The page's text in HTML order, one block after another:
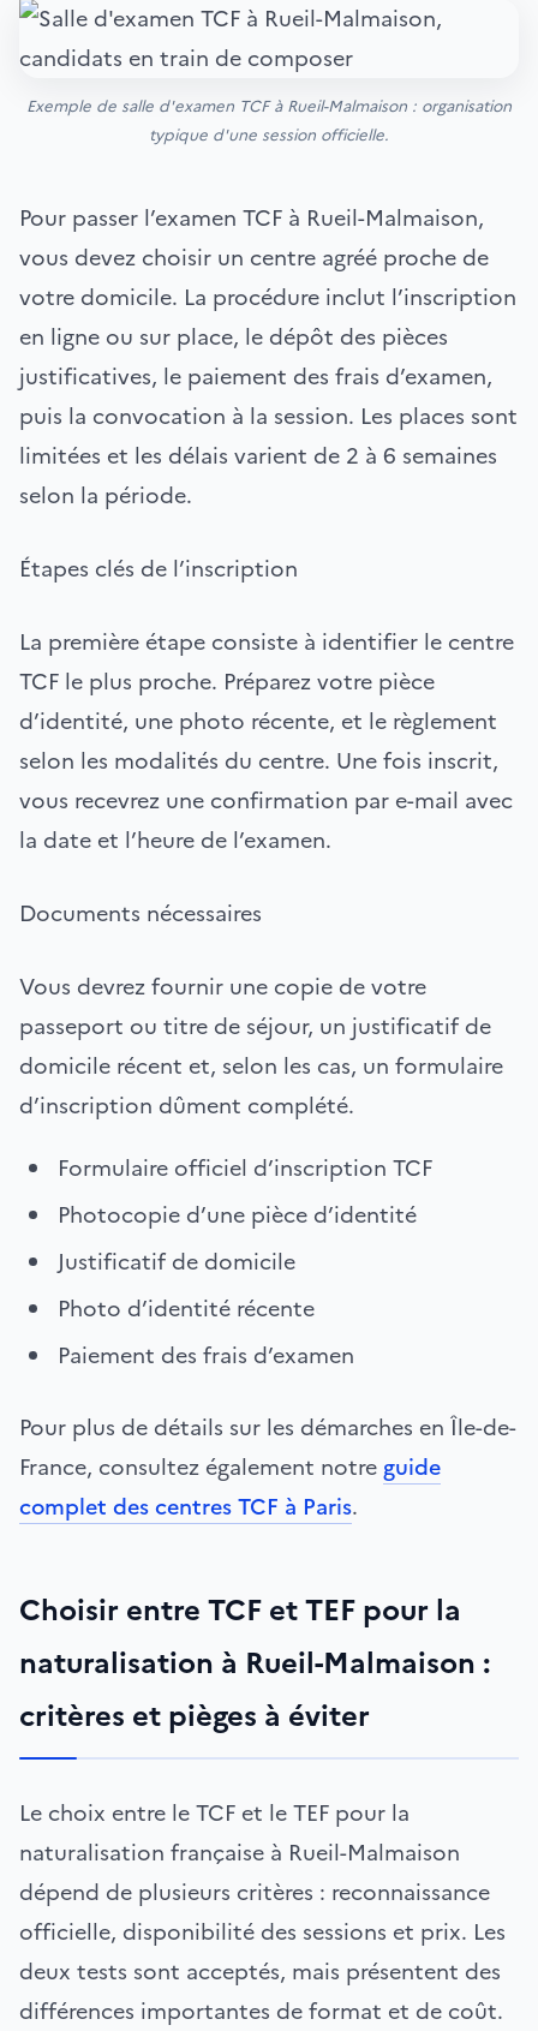
Exemple de salle d'examen TCF à Rueil-Malmaison : organisation
typique d'une session officielle.
Pour passer l’examen TCF à Rueil-Malmaison,
vous devez choisir un centre agréé proche de
votre domicile. La procédure inclut l’inscription
en ligne ou sur place, le dépôt des pièces
justificatives, le paiement des frais d’examen,
puis la convocation à la session. Les places sont
limitées et les délais varient de 2 à 6 semaines
selon la période.
Étapes clés de l’inscription
La première étape consiste à identifier le centre
TCF le plus proche. Préparez votre pièce
d’identité, une photo récente, et le règlement
selon les modalités du centre. Une fois inscrit,
vous recevrez une confirmation par e-mail avec
la date et l’heure de l’examen.
Documents nécessaires
Vous devrez fournir une copie de votre
passeport ou titre de séjour, un justificatif de
domicile récent et, selon les cas, un formulaire
d’inscription dûment complété.
Formulaire officiel d’inscription TCF
Photocopie d’une pièce d’identité
Justificatif de domicile
Photo d’identité récente
Paiement des frais d’examen
Pour plus de détails sur les démarches en Île-de-
France, consultez également notre guide
complet des centres TCF à Paris.
Choisir entre TCF et TEF pour la
naturalisation à Rueil-Malmaison :
critères et pièges à éviter
Le choix entre le TCF et le TEF pour la
naturalisation française à Rueil-Malmaison
dépend de plusieurs critères : reconnaissance
officielle, disponibilité des sessions et prix. Les
deux tests sont acceptés, mais présentent des
différences importantes de format et de coût.